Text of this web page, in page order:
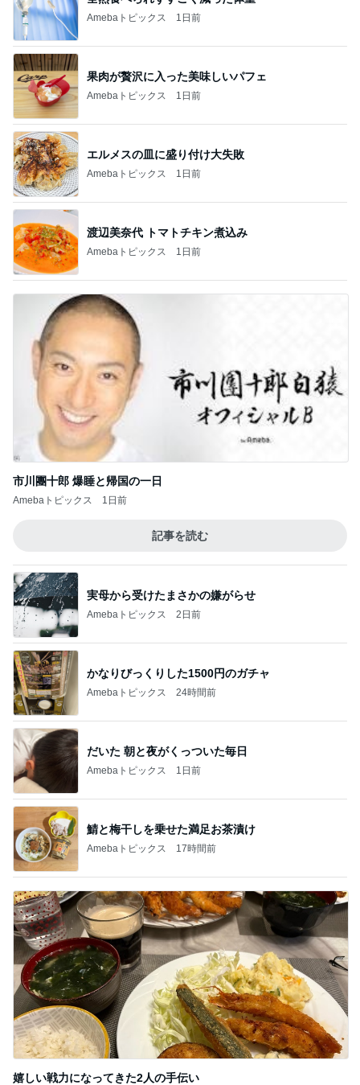
Amebaトピックス 1日前
果肉が贅沢に入った美味しいパフェ
Amebaトピックス 1日前
エルメスの皿に盛り付け大失敗
Amebaトピックス 1日前
渡辺美奈代 トマトチキン煮込み
Amebaトピックス 1日前
市川團十郎 爆睡と帰国の一日
Amebaトピックス 1日前
記事を読む
実母から受けたまさかの嫌がらせ
Amebaトピックス 2日前
かなりびっくりした1500円のガチャ
Amebaトピックス 24時間前
だいた 朝と夜がくっついた毎日
Amebaトピックス 1日前
鯖と梅干しを乗せた満足お茶漬け
Amebaトピックス 17時間前
嬉しい戦力になってきた2人の手伝い